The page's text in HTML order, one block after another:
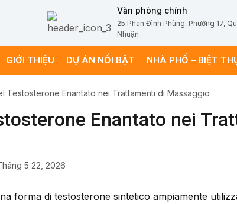
Văn phòng chính
25 Phan Đình Phùng, Phường 17,
Nhuận
GIỚI THIỆU DỰ ÁN NỔI BẬT NHÀ PHỐ – BIỆT
Testosterone Enantato nei Trattamenti di Massaggio
Enantato nei
5 22, 2026
forma di testosterone sintetico ampiamente